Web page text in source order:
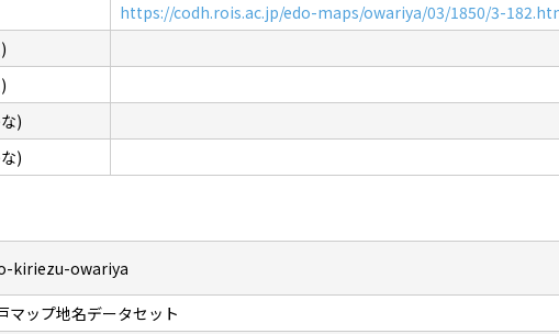
https://codh.rois.ac.jp/edo-maps/owariya/03/1850/3-
)
)
kiriezu-owariya
マップ地名データセット